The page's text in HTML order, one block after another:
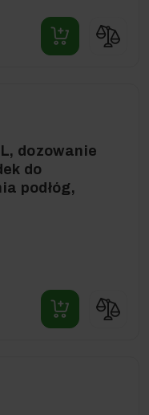
dozowanie
do
podłóg,